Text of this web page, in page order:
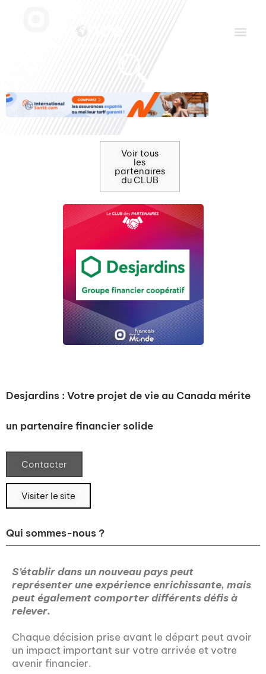
Voir tous
les
partenaires
du CLUB
Desjardins : Votre projet de vie au Canada mérite
un partenaire financier solide
Contacter
Visiter le site
Qui sommes-nous ?
S’établir dans un nouveau pays peut
représenter une expérience enrichissante, mais
peut également comporter différents défis à
relever.
Chaque décision prise avant le départ peut avoir
un impact important sur votre arrivée et votre
avenir financier.